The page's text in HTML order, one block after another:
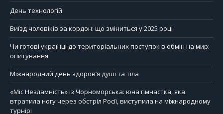
День технологій
Виїзд чоловіків за кордон: що зміниться у 2025 році
Чи готові українці до територіальних поступок в обмін на мир:
опитування
Міжнародний день здоров’я душі та тіла
«Міс Незламність» із Чорноморська: юна гімнастка, яка
втратила ногу через обстріл Росії, виступила на міжнародному
турнірі